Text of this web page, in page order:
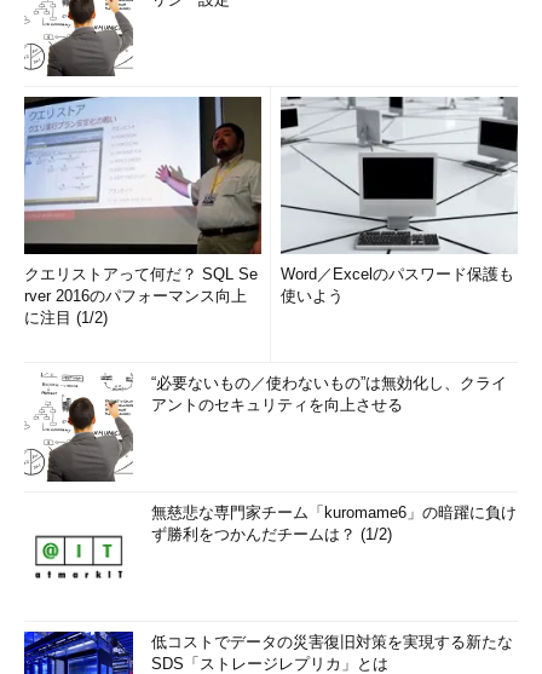
クエリストアって何だ？ SQL Se
rver 2016のパフォーマンス向上
に注目 (1/2)
Word／Excelのパスワード保護も
使いよう
“必要ないもの／使わないもの”は無効化し、クライ
アントのセキュリティを向上させる
無慈悲な専門家チーム「kuromame6」の暗躍に負け
ず勝利をつかんだチームは？ (1/2)
低コストでデータの災害復旧対策を実現する新たな
SDS「ストレージレプリカ」とは